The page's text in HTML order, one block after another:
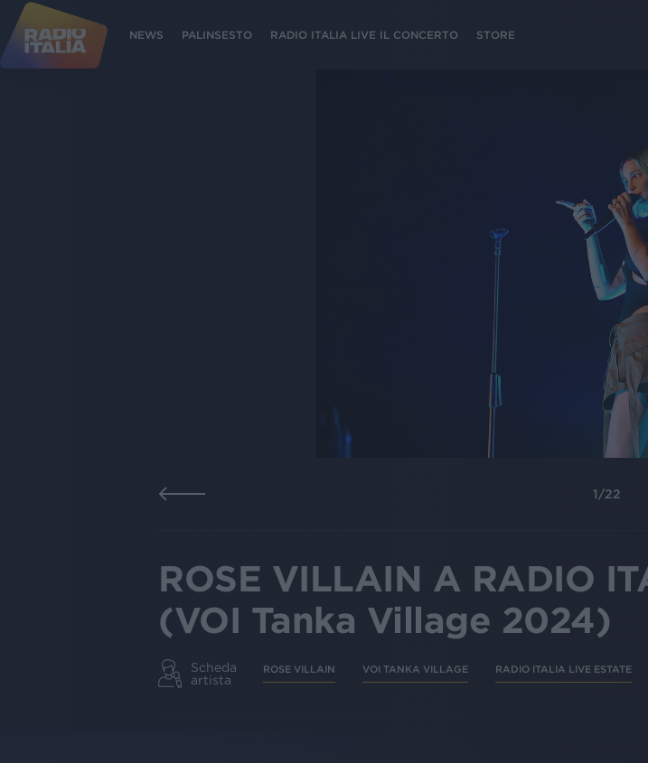
NEWS PALINSESTO RADIO ITALIA LIVE IL CONCERTO STORE
1/22
ROSE VILLAIN A RADIO
(VOI Tanka Village 2024)
Scheda
artista
ROSE VILLAIN VOI TANKA VILLAGE RADIO ITALIA LIVE ESTATE